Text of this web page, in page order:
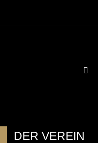
DER VEREIN